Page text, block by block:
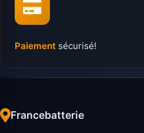
Paiement sécurisé!
Francebatterie